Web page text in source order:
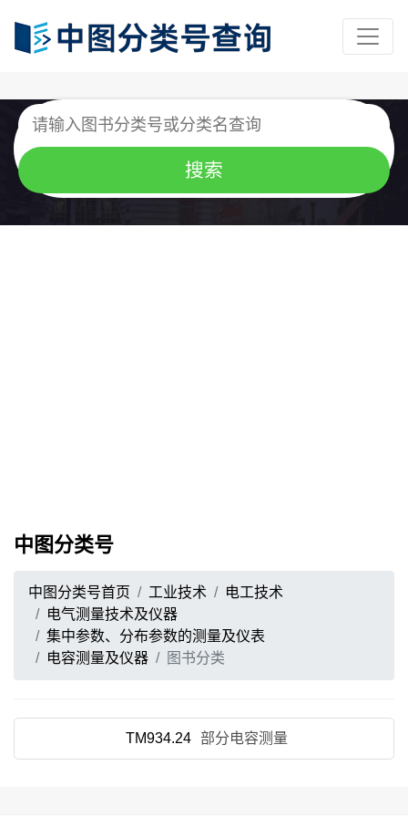
中图分类号
中图分类号首页 工业技术
电工技术
电气测量技术及仪器
集中参数、分布参数的测量及仪表
电容测量及仪器
图书分类
TM934.24 部分电容测量